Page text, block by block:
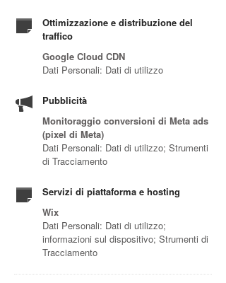
Ottimizzazione e distribuzione del
traffico
Google Cloud CDN
Dati Personali: Dati di utilizzo
Pubblicità
Monitoraggio conversioni di Meta ads
(pixel di Meta)
Dati Personali: Dati di utilizzo; Strumenti
di Tracciamento
Servizi di piattaforma e hosting
Wix
Dati Personali: Dati di utilizzo;
informazioni sul dispositivo; Strumenti di
Tracciamento